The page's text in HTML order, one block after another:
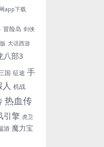
app下载
冒险岛 剑侠
大话西游
八部3
国 征途 手
机战
热血传
引擎 虎卫
游 魔力宝